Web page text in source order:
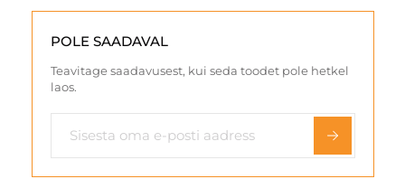
POLE SAADAVAL
Teavitage saadavusest, kui seda toodet pole hetkel
laos.